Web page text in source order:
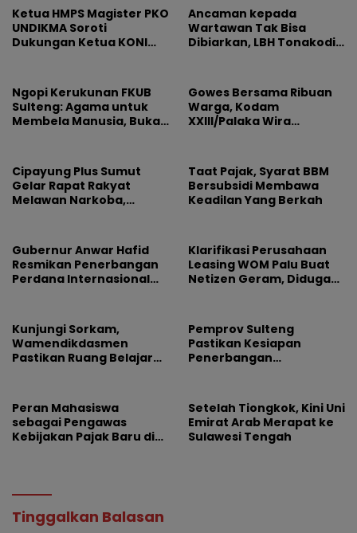
Ketua HMPS Magister PKO
UNDIKMA Soroti
Dukungan Ketua KONI
Olahraga Arena
Kepentingan Sesaat
Ancaman kepada
Wartawan Tak Bisa
Dibiarkan, LBH Tonakodi
Ngopi Kerukunan FKUB
Sulteng: Agama untuk
Membela Manusia, Bukan
Gowes Bersama Ribuan
Warga, Kodam
XXIII/Palaka Wira
Cipayung Plus Sumut
Gelar Rapat Rakyat
Melawan Narkoba,
Taat Pajak, Syarat BBM
Bersubsidi Membawa
Keadilan Yang Berkah
Gubernur Anwar Hafid
Resmikan Penerbangan
Perdana Internasional
Klarifikasi Perusahaan
Leasing WOM Palu Buat
Netizen Geram, Diduga
Kunjungi Sorkam,
Wamendikdasmen
Pastikan Ruang Belajar
Pemprov Sulteng
Pastikan Kesiapan
Penerbangan
Peran Mahasiswa
sebagai Pengawas
Kebijakan Pajak Baru di
Setelah Tiongkok, Kini Uni
Emirat Arab Merapat ke
Sulawesi Tengah
Tinggalkan Balasan